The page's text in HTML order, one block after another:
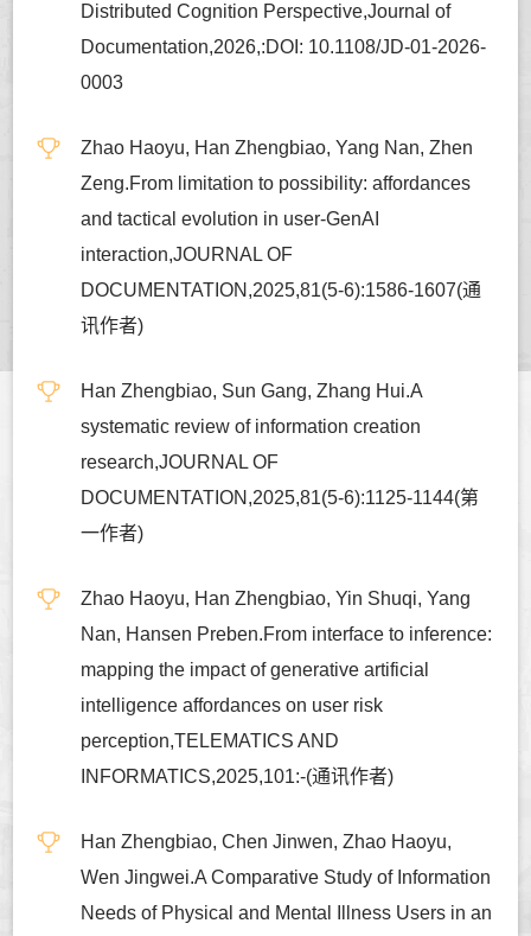
Distributed Cognition Perspective,Journal of
Documentation,2026,:DOI: 10.1108/JD-01-2026-
0003
Zhao Haoyu, Han Zhengbiao, Yang Nan, Zhen
Zeng.From limitation to possibility: affordances
and tactical evolution in user-GenAI
interaction,JOURNAL OF
DOCUMENTATION,2025,81(5-6):1586-1607(通
讯作者)
Han Zhengbiao, Sun Gang, Zhang Hui.A
systematic review of information creation
research,JOURNAL OF
DOCUMENTATION,2025,81(5-6):1125-1144(第
一作者)
Zhao Haoyu, Han Zhengbiao, Yin Shuqi, Yang
Nan, Hansen Preben.From interface to inference:
mapping the impact of generative artificial
intelligence affordances on user risk
perception,TELEMATICS AND
INFORMATICS,2025,101:-(通讯作者)
Han Zhengbiao, Chen Jinwen, Zhao Haoyu,
Wen Jingwei.A Comparative Study of Information
Needs of Physical and Mental Illness Users in an